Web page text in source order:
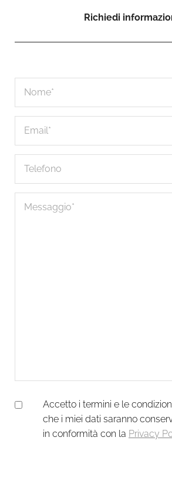
Richiedi
Accetto i termini e le
che i miei dati saranno
in conformità con la Privacy